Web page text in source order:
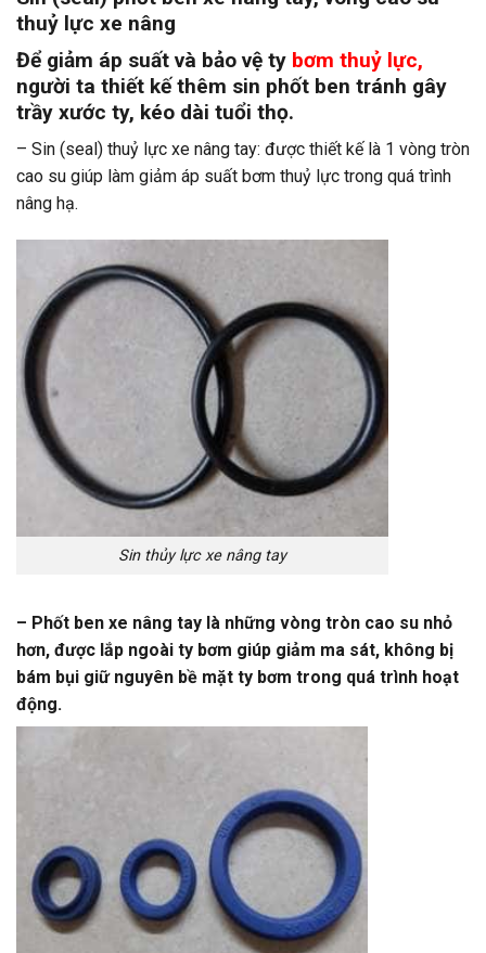
thuỷ lực xe nâng
Để giảm áp suất và bảo vệ ty bơm thuỷ lực,
người ta thiết kế thêm sin phốt ben tránh gây
trầy xước ty, kéo dài tuổi thọ.
– Sin (seal) thuỷ lực xe nâng tay: được thiết kế là 1 vòng tròn
cao su giúp làm giảm áp suất bơm thuỷ lực trong quá trình
nâng hạ.
Sin thủy lực xe nâng tay
– Phốt ben xe nâng tay là những vòng tròn cao su nhỏ
hơn, được lắp ngoài ty bơm giúp giảm ma sát, không bị
bám bụi giữ nguyên bề mặt ty bơm trong quá trình hoạt
động.